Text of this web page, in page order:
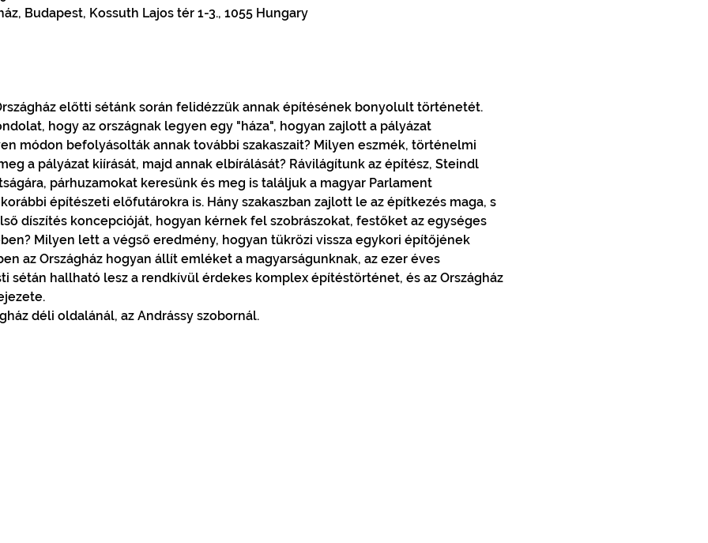
Budapest, Kossuth Lajos tér 1-3., 1055 Hungary
előtti sétánk során felidézzük annak építésének bonyolult történetét.
hogy az országnak legyen egy "háza", hogyan zajlott a pályázat
módon befolyásolták annak további szakaszait? Milyen eszmék, történelmi
a pályázat kiírását, majd annak elbírálását? Rávilágítunk az építész, Steindl
párhuzamokat keresünk és meg is találjuk a magyar Parlament
építészeti előfutárokra is. Hány szakaszban zajlott le az építkezés maga, s
díszítés koncepcióját, hogyan kérnek fel szobrászokat, festőket az egységes
Milyen lett a végső eredmény, hogyan tükrözi vissza egykori építőjének
az Országház hogyan állít emléket a magyarságunknak, az ezer éves
sétán hallható lesz a rendkívül érdekes komplex építéstörténet, és az Országház
déli oldalánál, az Andrássy szobornál.